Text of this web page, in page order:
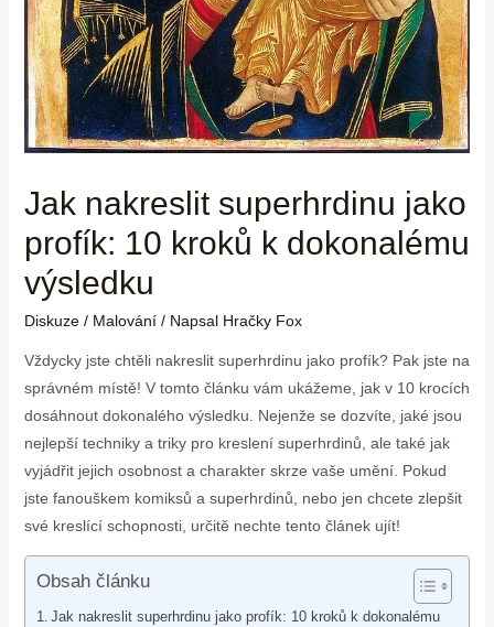
Jak nakreslit superhrdinu jako
profík: 10 kroků k dokonalému
výsledku
Diskuze / Malování/ Napsal Hračky Fox
Vždycky jste chtěli nakreslit superhrdinu jako profík? Pak jste na
správném místě! V tomto článku vám ukážeme, jak v 10 krocích
dosáhnout dokonalého výsledku. Nejenže se dozvíte, jaké jsou
nejlepší techniky a triky pro kreslení superhrdinů, ale také jak
vyjádřit jejich osobnost a charakter skrze vaše umění. Pokud
jste fanouškem komiksů a superhrdinů, nebo jen chcete zlepšit
své kreslící schopnosti, určitě nechte tento článek ujít!
Obsah článku
Jak nakreslit superhrdinu jako profík: 10 kroků k dokonalému